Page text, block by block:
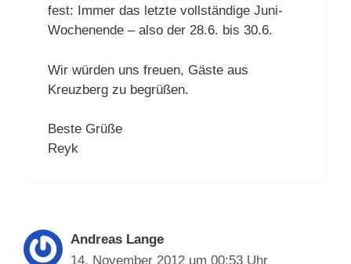
fest: Immer das letzte vollständige Juni-
Wochenende – also der 28.6. bis 30.6.
Wir würden uns freuen, Gäste aus
Kreuzberg zu begrüßen.
Beste Grüße
Reyk
Andreas Lange
14. November 2012 um 00:53 Uhr